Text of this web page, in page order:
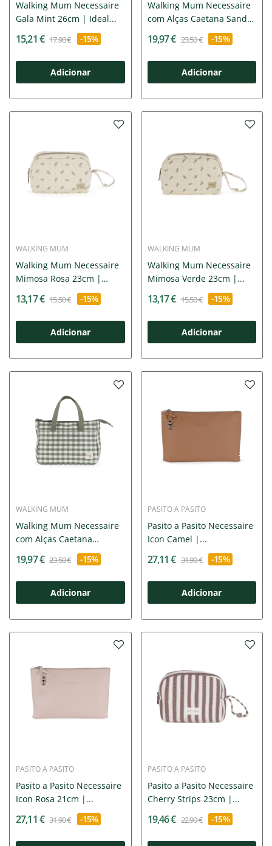
Walking Mum Necessaire
Gala Mint 26cm | Ideal...
15,21 € 17,90 € -15%
Adicionar
Walking Mum Necessaire
com Alças Caetana Sand
19,97 € 23,50 € -15%
Adicionar
WALKING MUM
Walking Mum Necessaire
Mimosa Rosa 23cm |
13,17 € 15,50 € -15%
Adicionar
WALKING MUM
Walking Mum Necessaire
Mimosa Verde 23cm |...
13,17 € 15,50 € -15%
Adicionar
WALKING MUM
Walking Mum Necessaire
com Alças Caetana
19,97 € 23,50 € -15%
Adicionar
PASITO A PASITO
Pasito a Pasito Necessaire
Icon Camel |...
27,11 € 31,90 € -15%
Adicionar
PASITO A PASITO
Pasito a Pasito Necessaire
Icon Rosa 21cm |...
27,11 € 31,90 € -15%
PASITO A PASITO
Pasito a Pasito Necessaire
Cherry Strips 23cm |...
19,46 € 22,90 € -15%